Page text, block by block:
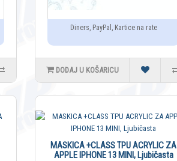
Diners, PayPal, Kartice na rate
DODAJ U KOŠARICU
MASKICA +CLASS TPU ACRYLIC ZA
APPLE IPHONE 13 MINI, Ljubičasta